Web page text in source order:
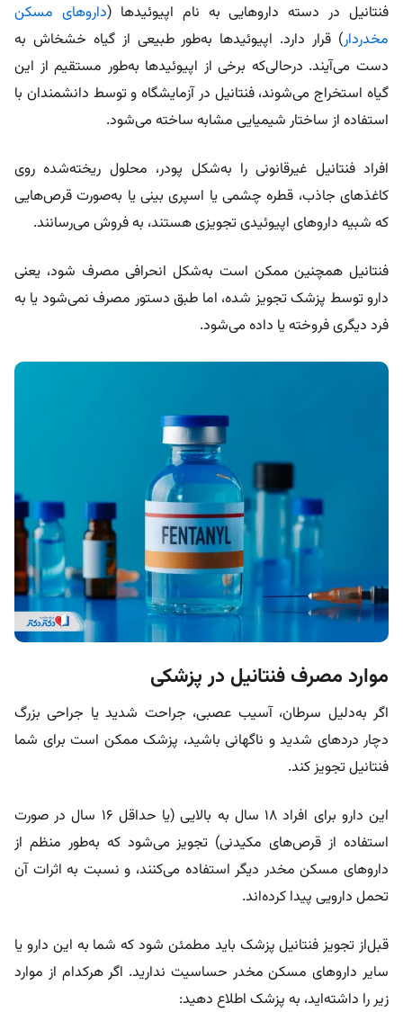
فنتانیل در دسته داروهایی به نام اپیوئیدها (داروهای مسکن
مخدردار) قرار دارد. اپیوئیدها به‌طور طبیعی از گیاه خشخاش به‌
دست می‌آیند. درحالی‌که برخی از اپیوئیدها به‌طور مستقیم از این
گیاه استخراج می‌شوند، فنتانیل در آزمایشگاه و توسط دانشمندان با
استفاده از ساختار شیمیایی مشابه ساخته می‌شود.
افراد فنتانیل غیرقانونی را به‌شکل پودر، محلول ریخته‌شده روی
کاغذهای جاذب، قطره چشمی یا اسپری بینی یا به‌صورت قرص‌هایی
که شبیه داروهای اپیوئیدی تجویزی هستند، به فروش می‌رسانند.
فنتانیل همچنین ممکن است به‌شکل انحرافی مصرف شود، یعنی
دارو توسط پزشک تجویز شده، اما طبق دستور مصرف نمی‌شود یا به
فرد دیگری فروخته یا داده می‌شود.
موارد مصرف فنتانیل در پزشکی
اگر به‌دلیل سرطان، آسیب عصبی، جراحت شدید یا جراحی بزرگ
دچار دردهای شدید و ناگهانی باشید، پزشک ممکن است برای شما
فنتانیل تجویز کند.
این دارو برای افراد ۱۸ سال به بالایی (یا حداقل ۱۶ سال در صورت
استفاده از قرص‌های مکیدنی) تجویز می‌شود که به‌طور منظم از
داروهای مسکن مخدر دیگر استفاده می‌کنند، و نسبت به اثرات آن
تحمل دارویی پیدا کرده‌اند.
قبل‌از تجویز فنتانیل پزشک باید مطمئن شود که شما به این دارو یا
سایر داروهای مسکن مخدر حساسیت ندارید. اگر هرکدام از موارد
زیر را داشته‌اید، به پزشک اطلاع دهید: